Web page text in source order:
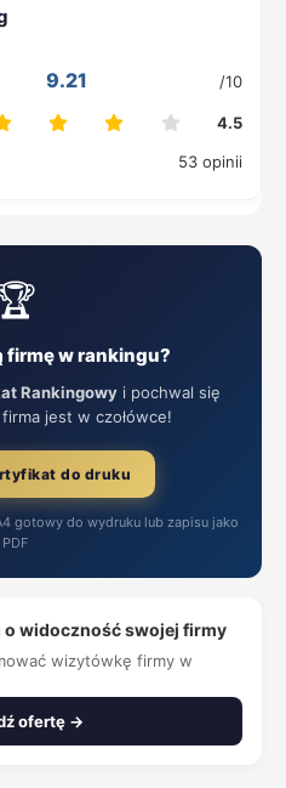
9.21 /10
4.5
53 opinii
firmę w rankingu?
Rankingowy i pochwal się
jest w czołówce!
do druku
gotowy do wydruku lub zapisu jako
PDF
o widoczność swojej firmy
wizytówkę firmy w
ofertę →